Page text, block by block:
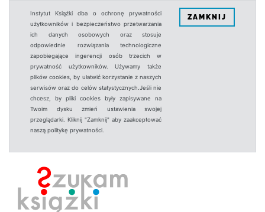
Instytut Książki dba o ochronę prywatności
użytkowników i bezpieczeństwo przetwarzania
ich danych osobowych oraz stosuje
odpowiednie rozwiązania technologiczne
zapobiegające ingerencji osób trzecich w
prywatność użytkowników. Używamy także
plików cookies, by ułatwić korzystanie z naszych
serwisów oraz do celów statystycznych.Jeśli nie
chcesz, by pliki cookies były zapisywane na
Twoim dysku zmień ustawienia swojej
przeglądarki. Kliknij "Zamknij" aby zaakceptować
naszą politykę prywatności.
ZAMKNIJ